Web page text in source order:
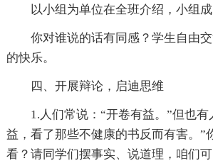
以小组为单位在全班介绍，小组成
你对谁说的话有同感？学生自由
的快乐。
四、开展辩论，启迪思维
1.人们常说：“开卷有益。”但也
益，看了那些不健康的书反而有害。”
看？请同学们摆事实、说道理，咱们可